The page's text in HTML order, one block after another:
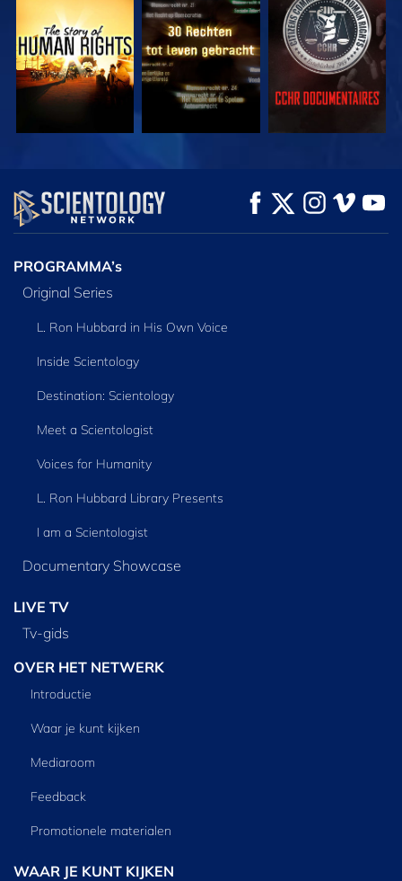
KIJK KIJK KIJK
KIJK VERKEN DE SERIE
PROGRAMMA’s
Original Series
L. Ron Hubbard in His Own Voice
Inside Scientology
Destination: Scientology
Meet a Scientologist
Voices for Humanity
L. Ron Hubbard Library Presents
I am a Scientologist
Documentary Showcase
LIVE TV
Tv‑gids
OVER HET NETWERK
Introductie
Waar je kunt kijken
Mediaroom
Feedback
Promotionele materialen
WAAR JE KUNT KIJKEN